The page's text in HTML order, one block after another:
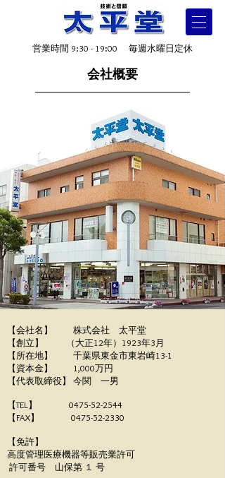
営業時間 9:30 - 19:00 毎週水曜日定休
会社概要
【会社名】 株式会社 太平堂
【創立】 （大正12年）1923年3月
【所在地】 千葉県東金市東岩崎13-1
【資本金】 1,000万円
【代表取締役】 今関 一男
【TEL】 0475-52-2544
【FAX】
0475-52-2330
【免許】
高度管理医療機器等販売業許可
許可番号 山保第 １ 号